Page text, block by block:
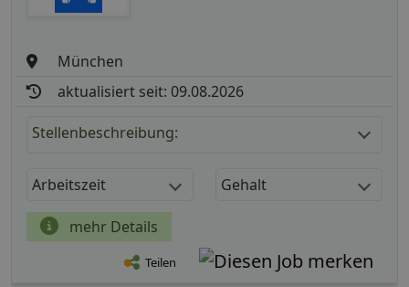
München
aktualisiert seit: 09.08.2026
Stellenbeschreibung:
Arbeitszeit Gehalt
mehr Details
Teilen